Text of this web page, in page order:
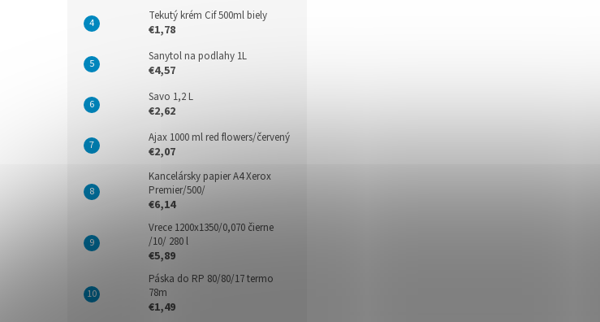
Tekutý krém Cif 500ml biely
€1,78
Sanytol na podlahy 1L
€4,57
Savo 1,2 L
€2,62
Ajax 1000 ml red flowers/červený
€2,07
Kancelársky papier A4 Xerox
Premier/500/
€6,14
Vrece 1200x1350/0,070 čierne
/10/ 280 l
€5,89
Páska do RP 80/80/17 termo
78m
€1,49